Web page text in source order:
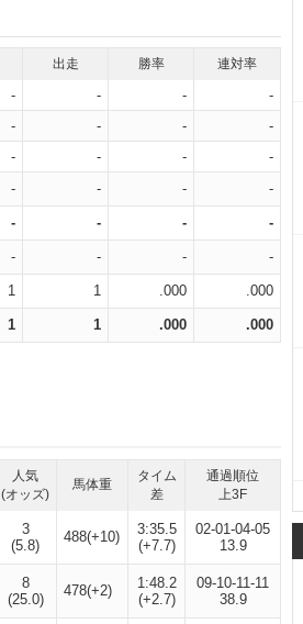
出走 勝率 連対率
- - -
-
- - -
-
- - -
-
- - - -
- - - -
- - - -
1 1 .000 .000
1 1 .000 .000
人気
(オッズ)
馬体重
タイム
差
通過順位
上3F
3
(5.8)
488(+10)
3:35.5
(+7.7)
02-01-04-05
13.9
8
(25.0)
478(+2)
1:48.2
(+2.7)
09-10-11-11
38.9